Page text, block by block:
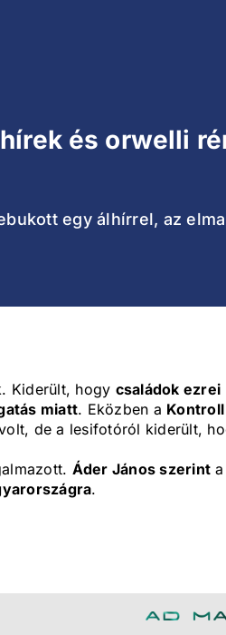
és orwelli
egy álhírrel, az
Kiderült, hogy családok ezrei
miatt. Eközben a Kontroll
de a lesifotóról kiderült,
Áder János szerint a
.